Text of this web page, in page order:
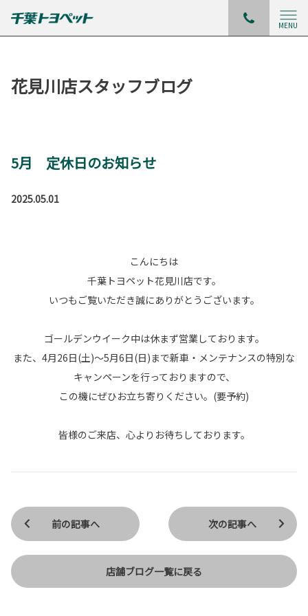
MENU
花見川店スタッフブログ
5月 定休日のお知らせ
2025.05.01
こんにちは
千葉トヨペット花見川店です。
いつもご覧いただき誠にありがとうございます。
ゴールデンウイーク中は休まず営業しております。
また、4月26日(土)～5月6日(日)まで新車・メンテナンスの特別な
キャンペーンを行っておりますので、
この機にぜひお立ち寄りください。(要予約)
皆様のご来店、心よりお待ちしております。
前の記事へ
店舗ブログ一覧に戻る
次の記事へ